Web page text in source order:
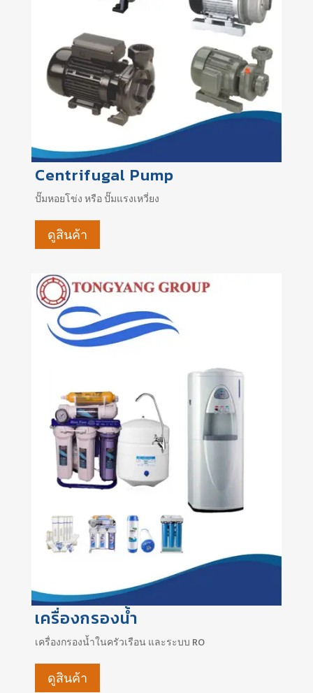
Centrifugal Pump
ปั๊มหอยโข่ง หรือ ปั๊มแรงเหวี่ยง
ดูสินค้า
เครื่องกรองน้ำ
เครื่องกรองน้ำในครัวเรือน และระบบ RO
ดูสินค้า